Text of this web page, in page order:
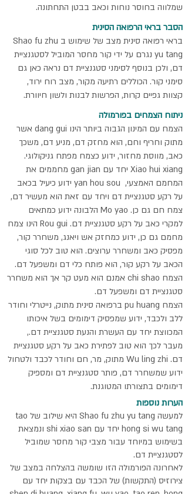
שמלווה בחוסר נוחות וכאב בבטן התחתונה.
הסבר בראי הרפואה הסינית
בראי רפואה סינית מצב של שימוש ב Shao fu zhu
yu tang נגרם על ידי קור מחסר המוביל לסטגנציית
דם, ולכן בנוסף לסימני סטגנציית דם נראה כאן גם
סימני קור. הכוללים רתיעה מקור, מצב רוח ירוד,
קצוות גפיים קרות, הפרשות לבנות ולשון חיוורת.
ניתוח הצמחים בפורמולה
הצמח עם המינון הגבוה ביותר הינו dang gui אשר
מתוק וחריף וחם, הוא מחזק דם, מניע דם, משכך
כאב, מווסת מחזור, ידוע כצמח מפתח גניקולוגי.
Xiao hui xiang יחד עם gan jian מחממים את
המחמם האמצעי, yan hou sou ידוע כיעיל בכאב
על רקע סטגנציית דם ויחד עם זאת הוא מעשיר דם,
צמח חם גם כן. Mo yao הלבונה ידוע כמתאים
למקרי כאב על רקע סטגנציית דם. Rou gui הינו צמח
מחמם גם כן, ידוע כמחזק אש ויאנג, משחרר קור,
מפסיק כאב ומשחרר ערוצים. הוא טוב לכל סוגי
הכאב על רקע קור, הוא פותח כלי דם ומשפעל דם.
הצמח chi shao אמנם הוא מעט קר אך הוא משחרר
סטגנציית דם ומשפעל דם.
הצמח pu huang ברפואה סינית מתוק, נייטרלי וחודר
ללב ולכבד, ידוע שמפסיק דימומים בשל איכותו
המכווצת יחד עם העשרת והנעת סטגנציית דם.,
מעבר לכך הוא טוב לפתירת כאב על רקע סטגנציית
דם. Wu ling zhi מתוק, מר, חם וחודר לכבד ולטחול
ידוע שמשחרר דם, פותר סטגנציית דם ומספיק
דימומים בתצורתו המטוגנת.
הערות נוספות
למעשה Shao fu zhu yu tang היא שילוב של tao
hong si wu tang יחד עם shi xiao san ונמצאת
בשימוש במיוחד עבור מצבי קור מחסר שמוביל
לסטגנציית דם.
לאחרונה הפורמולה הזו שומשה בהצלחה במצב של
צירוזיס (התקשות) של הכבד עם בצקות יחד עם